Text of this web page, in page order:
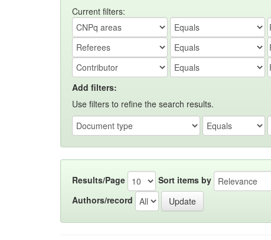
Current filters:
Add filters:
Use filters to refine the search results.
Results/Page Sort items by
Authors/record